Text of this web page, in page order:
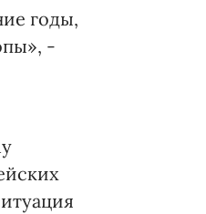
годы,
-